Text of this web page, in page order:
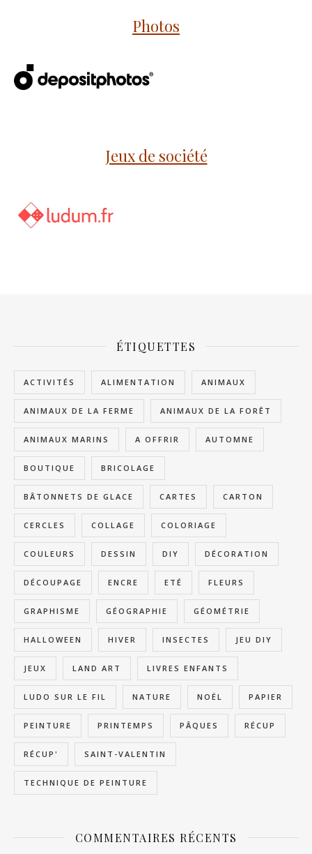
Photos
Jeux de société
ÉTIQUETTES
ACTIVITÉS ALIMENTATION ANIMAUX
ANIMAUX DE LA FERME ANIMAUX DE LA FORÊT
ANIMAUX MARINS A OFFRIR AUTOMNE
BOUTIQUE BRICOLAGE
BÂTONNETS DE GLACE CARTES CARTON
CERCLES COLLAGE COLORIAGE
COULEURS DESSIN DIY DÉCORATION
DÉCOUPAGE ENCRE ETÉ FLEURS
GRAPHISME GÉOGRAPHIE GÉOMÉTRIE
HALLOWEEN HIVER INSECTES JEU DIY
JEUX LAND ART LIVRES ENFANTS
LUDO SUR LE FIL NATURE NOËL PAPIER
PEINTURE PRINTEMPS PÂQUES RÉCUP
RÉCUP' SAINT-VALENTIN
TECHNIQUE DE PEINTURE
COMMENTAIRES RÉCENTS